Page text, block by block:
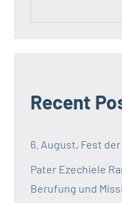
Recent
6. August, Fest
Pater Ezechiele
Berufung und